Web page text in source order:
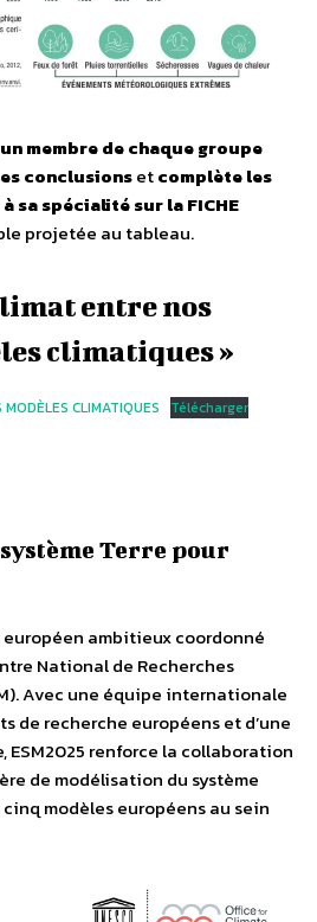
un membre de chaque groupe
conclusionsetcomplète les
sa spécialité sur la FICHE
projetée au tableau.
entre nos
climatiques »
CLIMATIQUES Télécharger
Terre pour
ambitieux coordonné
National de Recherches
Avec une équipe internationale
de recherche européens et d’une
renforce la collaboration
de modélisation du système
modèles européens au sein